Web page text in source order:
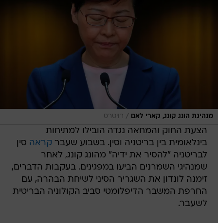
מנהיגת הונג קונג, קארי לאם / רויטרס
הצעת החוק והמחאה נגדה הובילו למתיחות
בינלאומית בין בריטניה וסין. בשבוע שעבר קראה סין
לבריטניה "להסיר את ידיה" מהונג קונג, לאחר
שמנהיגי השמרנים הביעו במפגינים. בעקבות הדברים,
זימנה לונדון את השגריר הסיני לשיחת הבהרה, עם
החרפת המשבר הדיפלומטי סביב הקולוניה הבריטית
לשעבר.